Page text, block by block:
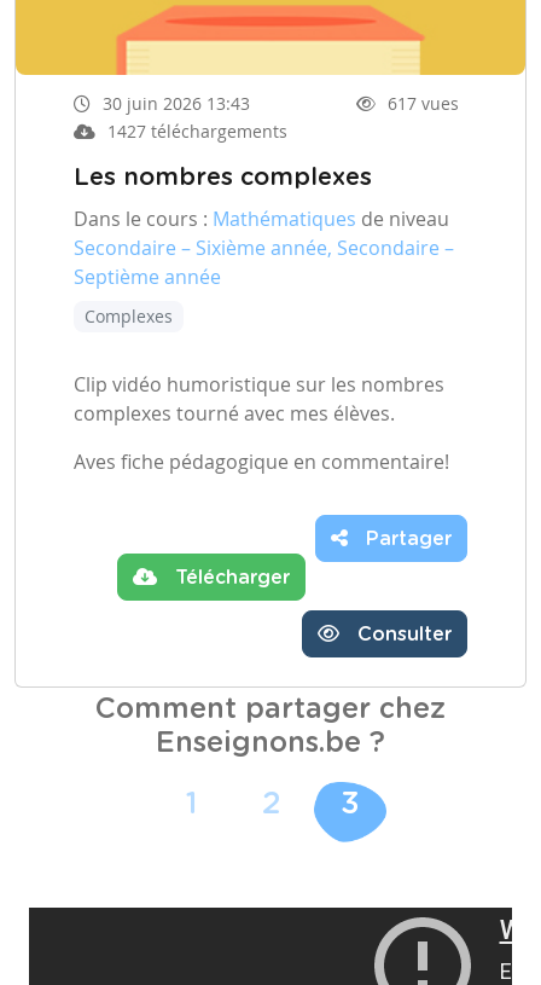
30 juin 2026 13:43
617 vues
1427 téléchargements
Les nombres complexes
Dans le cours : Mathématiques de niveau
Secondaire – Sixième année, Secondaire –
Septième année
Complexes
Clip vidéo humoristique sur les nombres
complexes tourné avec mes élèves.
Aves fiche pédagogique en commentaire!
Télécharger
Partager
Consulter
Comment partager chez
Enseignons.be ?
1 2 3